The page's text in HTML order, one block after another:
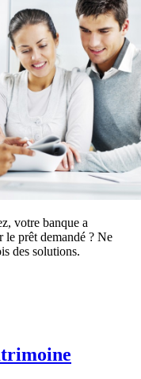
votre banque a
le prêt demandé ? Ne
des solutions.